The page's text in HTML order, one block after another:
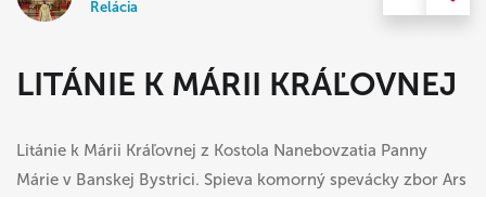
Relácia
LITÁNIE K MÁRII KRÁĽOVNEJ
Litánie k Márii Kráľovnej z Kostola Nanebovzatia Panny
Márie v Banskej Bystrici. Spieva komorný spevácky zbor Ars